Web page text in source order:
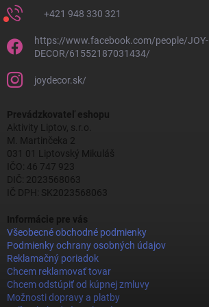
+421 948 330 321
https://www.facebook.com/people/JOY-
DECOR/61552187031434/
joydecor.sk/
Prevádzkovateľ eshopu
Aktivity Liptov, s.r.o.
M. Martinčeka 2
031 01 Liptovský Mikuláš
IČO: 46 747 923
DIČ: 2023568063
IČ DPH: SK2023568063
Informácie pre vás
Všeobecné obchodné podmienky
Podmienky ochrany osobných údajov
Reklamačný poriadok
Chcem reklamovať tovar
Chcem odstúpiť od kúpnej zmluvy
Možnosti dopravy a platby